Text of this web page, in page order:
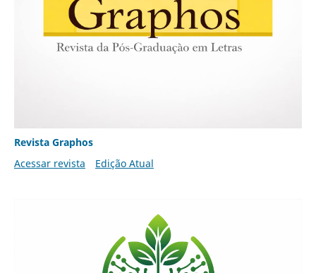
Revista Graphos
Acessar revista
Edição Atual